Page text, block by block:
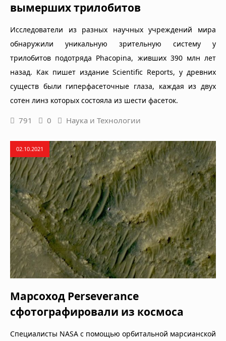
вымерших трилобитов
Исследователи из разных научных учреждений мира
обнаружили уникальную зрительную систему у
трилобитов подотряда Phacopina, живших 390 млн лет
назад. Как пишет издание Scientific Reports, у древних
существ были гиперфасеточные глаза, каждая из двух
сотен линз которых состояла из шести фасеток.
791 0 Наука и Технологии
02.10.2021
Марсоход Perseverance
сфотографировали из космоса
Специалисты NASA с помощью орбитальной марсианской